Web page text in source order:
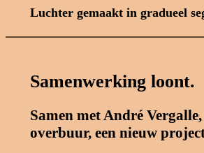
Luchter gemaakt in gradueel
Samenwerking loont.
Samen met André
overbuur, een nieuw